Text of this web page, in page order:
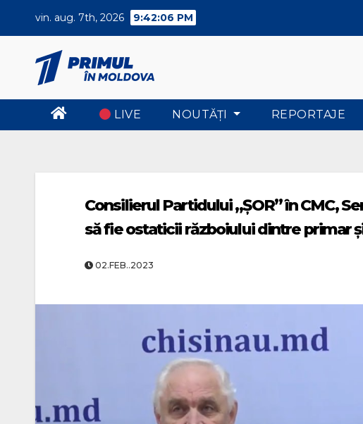
vin. aug. 7th, 2026 9:42:07 PM
LIVE NOUTĂŢI REPORTAJE
Consilierul Partidului „ȘOR” în CMC,
să fie ostaticii războiului dintre primar
02.FEB..2023